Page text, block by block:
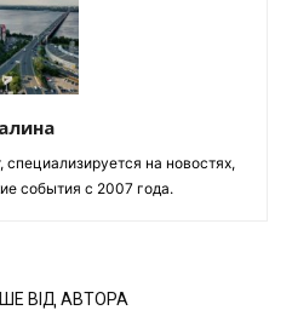
на новостях,
события с 2007 года.
ВІД АВТОРА